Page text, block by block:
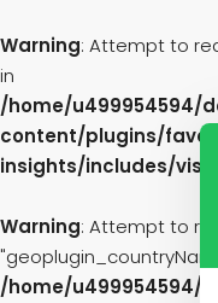
Warning: Attempt to
in
/home/u499954594/
content/plugins/
insights/includes/
Warning: Attempt to
/home/u499954594/